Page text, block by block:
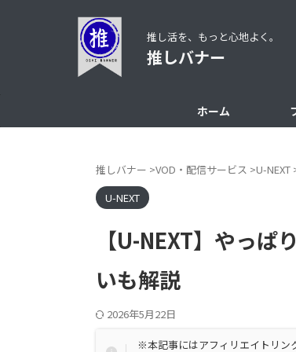
推し活を、もっと心地よく。
推しバナー
ホーム
推しバナー >VOD・配信サービス >U-NEXT
U-NEXT
【U-NEXT】やっ
いも解説
2026年5月22日
※本記事にはアフィリエイトリン